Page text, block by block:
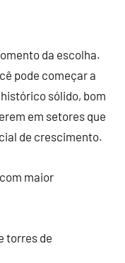
da escolha.
pode começar a
sólido, bom
em setores que
de crescimento.
maior
torres de